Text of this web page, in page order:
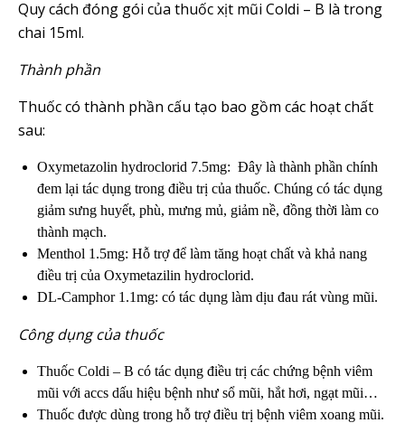
Quy cách đóng gói của thuốc xịt mũi Coldi – B là trong
chai 15ml.
Thành phần
Thuốc có thành phần cấu tạo bao gồm các hoạt chất
sau:
Oxymetazolin hydroclorid 7.5mg: Đây là thành phần chính
đem lại tác dụng trong điều trị của thuốc. Chúng có tác dụng
giảm sưng huyết, phù, mưng mủ, giảm nề, đồng thời làm co
thành mạch.
Menthol 1.5mg: Hỗ trợ để làm tăng hoạt chất và khả nang
điều trị của Oxymetazilin hydroclorid.
DL-Camphor 1.1mg: có tác dụng làm dịu đau rát vùng mũi.
Công dụng của thuốc
Thuốc Coldi – B có tác dụng điều trị các chứng bệnh viêm
mũi với accs dấu hiệu bệnh như sổ mũi, hắt hơi, ngạt mũi…
Thuốc được dùng trong hỗ trợ điều trị bệnh viêm xoang mũi.